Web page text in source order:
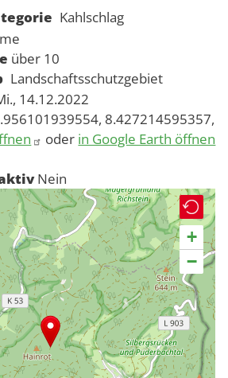
Kahlschlag
über 10
Landschaftsschutzgebiet
14.12.2022
8.427214595357,
oder in Google Earth öffnen
Nein
+
−